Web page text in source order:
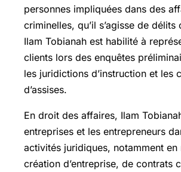
personnes impliquées dans des
criminelles, qu’il s’agisse de
Ilam Tobianah est habilité à
clients lors des enquêtes
les juridictions d’instruction et les
d’assises.
En droit des affaires, Ilam
entreprises et les entrepreneurs
activités juridiques, notamment en
création d’entreprise, de contrats